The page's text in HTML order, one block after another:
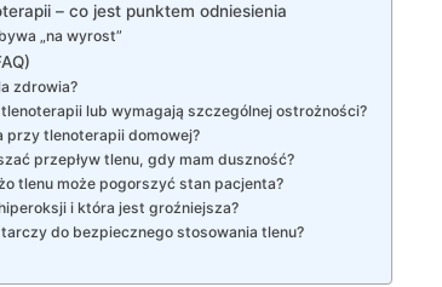
– co jest punktem odniesienia
„na wyrost”
zdrowia?
lub wymagają szczególnej ostrożności?
przy tlenoterapii domowej?
przepływ tlenu, gdy mam duszność?
tlenu może pogorszyć stan pacjenta?
i która jest groźniejsza?
do bezpiecznego stosowania tlenu?